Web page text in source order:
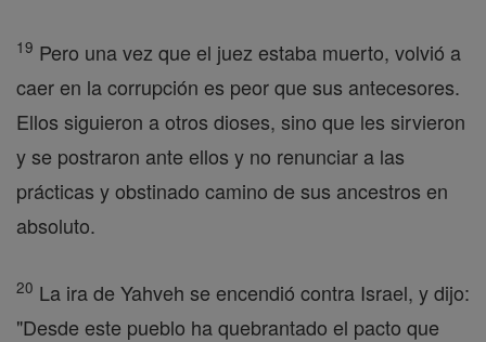
19 Pero una vez que el juez estaba muerto, volvió a
caer en la corrupción es peor que sus antecesores.
Ellos siguieron a otros dioses, sino que les sirvieron
y se postraron ante ellos y no renunciar a las
prácticas y obstinado camino de sus ancestros en
absoluto.
20 La ira de Yahveh se encendió contra Israel, y dijo:
"Desde este pueblo ha quebrantado el pacto que